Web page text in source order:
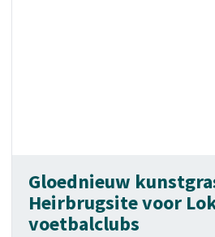
Gloednieuw
Heirbrugsite voor
voetbalclubs